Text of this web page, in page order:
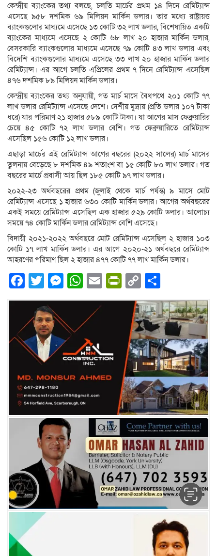
কেন্দ্রীয় ব্যাংকের তথ্য বলছে, চলতি মার্চের প্রথম ১৪ দিনে রেমিট্যান্স
এসেছে ৯৫৮ দশমিক ৬৯ মিলিয়ন মার্কিন ডলার। তার মধ্যে রাষ্ট্রায়ত্ত
ব্যাংকগুলোর মাধ্যমে এসেছে ১৩ কোটি ৩২ লাখ ডলার, বিশেষায়িত একটি
ব্যাংকের মাধ্যমে এসেছে ২ কোটি ৬৮ লাখ ২০ হাজার মার্কিন ডলার,
বেসরকারি ব্যাংকগুলোর মাধ্যমে এসেছে ৭৯ কোটি ৪৩ লাখ ডলার এবং
বিদেশি ব্যাংকগুলোর মাধ্যমে এসেছে ৩৩ লাখ ২০ হাজার মার্কিন ডলার
রেমিট্যান্স। এর আ‌গে চলতি এ‌প্রি‌লের প্রথম ৭ দিনে রেমিট্যান্স এসেছিল
৪৭৬ দশমিক ৮৯ মিলিয়ন মার্কিন ডলার।
কেন্দ্রীয় ব্যাংকের তথ্য অনুযায়ী, গত মার্চ মাসে বৈধপথে ২০১ কোটি ৭৭
লাখ ডলার রে‌মিট্যান্স এসেছে দেশে। দেশীয় মুদ্রায় (প্র‌তি ডলার ১০৭ টাকা
ধ‌রে) যার পরিমাণ ২১ হাজার ৫৮৯ কোটি টাকা। যা আগের মাস ফেব্রুয়ারির
চেয়ে ৪৫ কোটি ৭২ লাখ ডলার বেশি। গত ফেব্রুয়ারিতে রেমিট্যান্স
এসেছিল ১৫৬ কোটি ১২ লাখ ডলার।
এছাড়া মার্চের এই রেমিট্যান্স আগের বছরের (২০২২ সালের) মার্চ মাসের
তুলনায় বেড়েছে ৮ দশ‌মিক ৪৯ শতাংশ বা ১৫ কো‌টি ৮০ লাখ ডলার। গত
বছরের মার্চে প্রবাসী আয় ছিল ১৮৫ কোটি ৯৭ লাখ ডলার।
২০২২-২৩ অর্থবছরের প্রথম (জুলাই থেকে মার্চ পর্যন্ত) ৯ মাসে মোট
রেমিট্যান্স এসেছে ১ হাজার ৬৩০ কোটি মার্কিন ডলার। আগের অর্থবছরের
একই সময়ে রেমিট্যান্স এসেছিল এক হাজার ৫২৯ কোটি ডলার। আলোচ্য
সময়ে ৭৪ কোটি মার্কিন ডলার রেমিট্যান্স বেশি এসেছে।
বিদায়ী ২০২১-২০২২ অর্থবছরে মোট রেমিট্যান্স এসেছিল ২ হাজার ১০৩
কোটি ১৭ লাখ মার্কিন ডলার। এর আগে ২০২০-২১ অর্থবছরে রেমিট্যান্স
আহরণের পরিমাণ ছিল ২ হাজার ৪৭৭ কোটি ৭৭ লাখ মার্কিন ডলার।
Facebook
Twitter
Messenger
WhatsApp
EmailPrintFriendly
Copy
Link